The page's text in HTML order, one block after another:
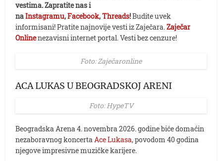
vestima. Zapratite nas i
naInstagramu,Facebook,Threads!Budite uvek
informisani! Pratite najnovije vesti iz Zaječara.Zaječar
Onlinenezavisni internet portal. Vesti bez cenzure!
Foto: Zaječaronline
ACA LUKAS U BEOGRADSKOJ ARENI
Foto: HypeTV
Beogradska Arena 4. novembra 2026. godine biće domaćin
nezaboravnog koncertaAce Lukasa, povodom 40 godina
njegove impresivne muzičke karijere.